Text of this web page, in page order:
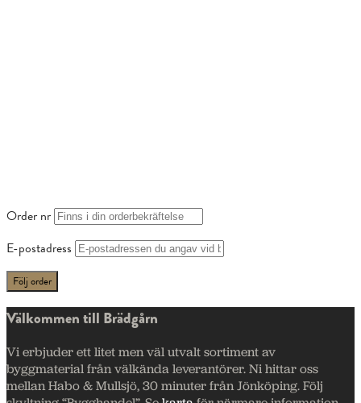
Order nr
E-postadress
Välkommen till Brädgårn
Vi erbjuder ett litet men väl utvalt sortiment av
byggmaterial från välkända leverantörer. Ni hittar oss
mellan Habo & Mullsjö, 30 minuter från Jönköping. Följ